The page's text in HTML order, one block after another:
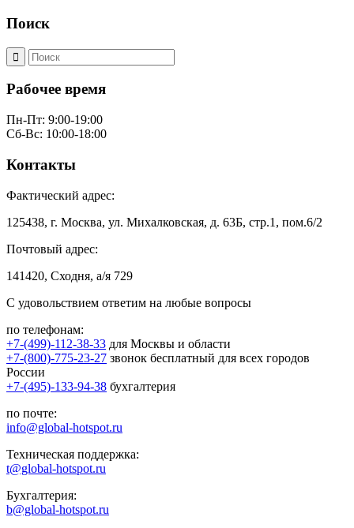
Поиск
Рабочее время
Пн-Пт: 9:00-19:00
Сб-Вс: 10:00-18:00
Контакты
Фактический адрес:
125438, г. Москва, ул. Михалковская, д. 63Б, стр.1, пом.6/2
Почтовый адрес:
141420, Сходня, а/я 729
С удовольствием ответим на любые вопросы
по телефонам:
+7-(499)-112-38-33 для Москвы и области
+7-(800)-775-23-27 звонок бесплатный для всех городов
России
+7-(495)-133-94-38 бухгалтерия
по почте:
info@global-hotspot.ru
Техническая поддержка:
t@global-hotspot.ru
Бухгалтерия:
b@global-hotspot.ru